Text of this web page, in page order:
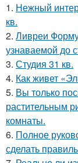
1. Нежный
кв.
2. Ливреи
узнаваемой до
3. Студия 31 кв.
4. Как живет
5. Вы только
растительным
комнаты.
6. Полное
сделать